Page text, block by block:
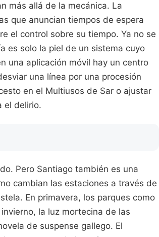
más allá de la mecánica. La
que anuncian tiempos de espera
el control sobre su tiempo. Ya no se
es solo la piel de un sistema cuyo
una aplicación móvil hay un centro
una línea por una procesión
en el Multiusos de Sar o ajustar
el delirio.
Pero Santiago también es una
cambian las estaciones a través de
En primavera, los parques como
la luz mortecina de las
de suspense gallego. El